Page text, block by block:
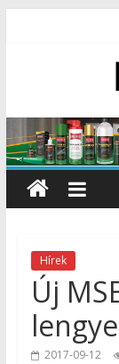
Hírek
Új
2017-09-12